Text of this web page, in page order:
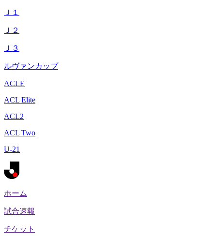
Ｊ１
Ｊ２
Ｊ３
ルヴァンカップ
ACLE
ACL Elite
ACL2
ACL Two
U-21
ホーム
試合速報
チケット